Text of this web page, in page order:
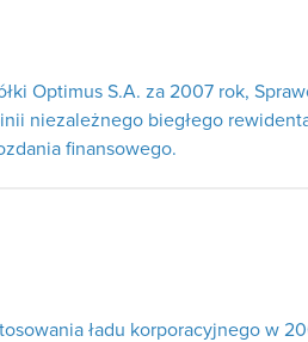
Optimus S.A. za 2007 rok,
niezależnego biegłego
finansowego.
ładu korporacyjnego w